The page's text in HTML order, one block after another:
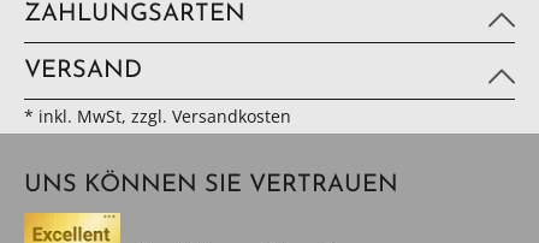
ZAHLUNGSARTEN
VERSAND
* inkl. MwSt, zzgl. Versandkosten
UNS KÖNNEN SIE VERTRAUEN